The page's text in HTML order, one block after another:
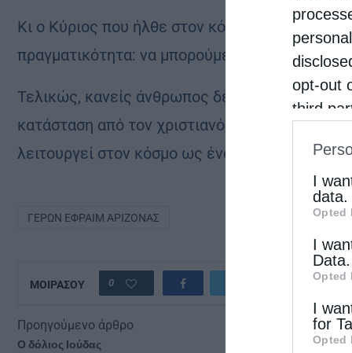
opt-out
third
IAB’s
other
I
data.
Opted
I
Data.
Opted
I
for
Opted
Κι ο Κύριος που ήλθε στον κόσμο και μας
πραγματικότητα: να μπορούμε να αγαπάμε σαν
Τελικώς, κανείς άνθρωπος δεν βρίσκεται σε
κατάσταση από τον χριστιανό, τον συνεπή
λειτουργεί στον κόσμο ως ένας άλλος
ΓΕΡΩΝ ΕΦΡΑΙΜ ΑΡΙΖΟΝΑΣ
ΜΟΙΡΑΣΟΥ 0
Προηγούμενο άρθρο
Ο δόλιος Ιούδας